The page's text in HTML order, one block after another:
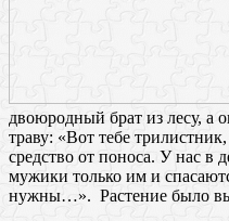
двоюродный брат из лесу, а
траву: «Вот тебе
средство от поноса. У нас в
мужики только им и
нужны…». Растение было